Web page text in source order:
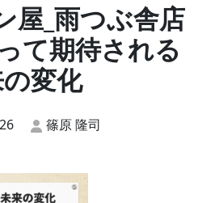
屋_雨つぶ舎店
て期待される
変化
篠原 隆司